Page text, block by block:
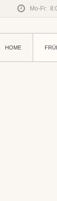
Mo-Fr:
HOME